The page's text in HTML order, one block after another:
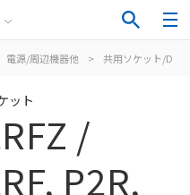
電源/周辺機器他 > 共用ソケット/DIN
ット
/
P2R,